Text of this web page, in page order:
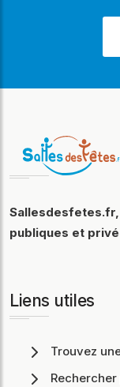
Sallesdesfetes.fr,
publiques et
Liens utiles
Trouvez